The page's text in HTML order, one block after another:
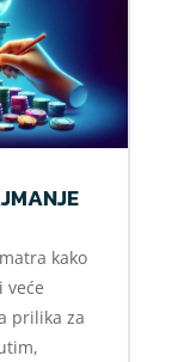
kako
veće
prilika za